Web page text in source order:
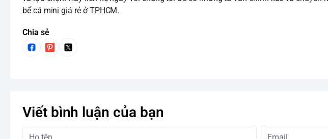
bể cá mini giá rẻ ở TPHCM.
Chia sẻ
Viết bình luận của bạn